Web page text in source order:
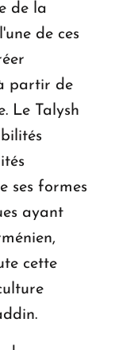
de la
de ces
partir de
Le Talysh
ses formes
ayant
cette